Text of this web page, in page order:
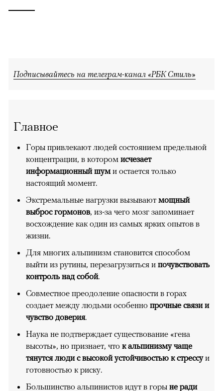
Подписывайтесь на телеграм-канал «РБК Стиль»
Главное
Горы привлекают людей состоянием предельной
концентрации, в котором исчезает
информационный шум и остается только
настоящий момент.
Экстремальные нагрузки вызывают мощный
выброс гормонов, из-за чего мозг запоминает
восхождение как один из самых ярких опытов в
жизни.
Для многих альпинизм становится способом
выйти из рутины, перезагрузиться и почувствовать
контроль над собой.
Совместное преодоление опасности в горах
создает между людьми особенно прочные связи и
чувство доверия.
Наука не подтверждает существование «гена
высоты», но признает, что к альпинизму чаще
тянутся люди с высокой устойчивостью к стрессуи
готовностью к риску.
Большинство альпинистов идут в горы не ради